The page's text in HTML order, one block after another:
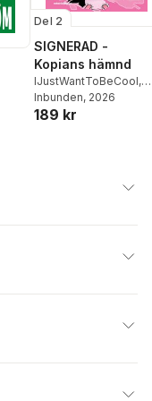
Del 2
SIGNERAD -
Kopians hämnd
IJustWantToBeCool,
Joel Adolphson
Ejdemo Beer
Inbunden, 2026
189 kr